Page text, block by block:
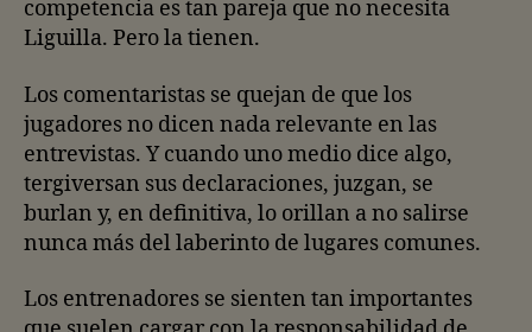
competencia es tan pareja que no necesita
Liguilla. Pero la tienen.
Los comentaristas se quejan de que los
jugadores no dicen nada relevante en las
entrevistas. Y cuando uno medio dice algo,
tergiversan sus declaraciones, juzgan, se
burlan y, en definitiva, lo orillan a no salirse
nunca más del laberinto de lugares comunes.
Los entrenadores se sienten tan importantes